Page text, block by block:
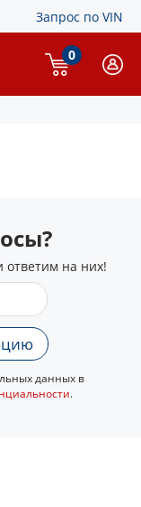
Запрос по VIN
0
ответим на них!
данных в
.